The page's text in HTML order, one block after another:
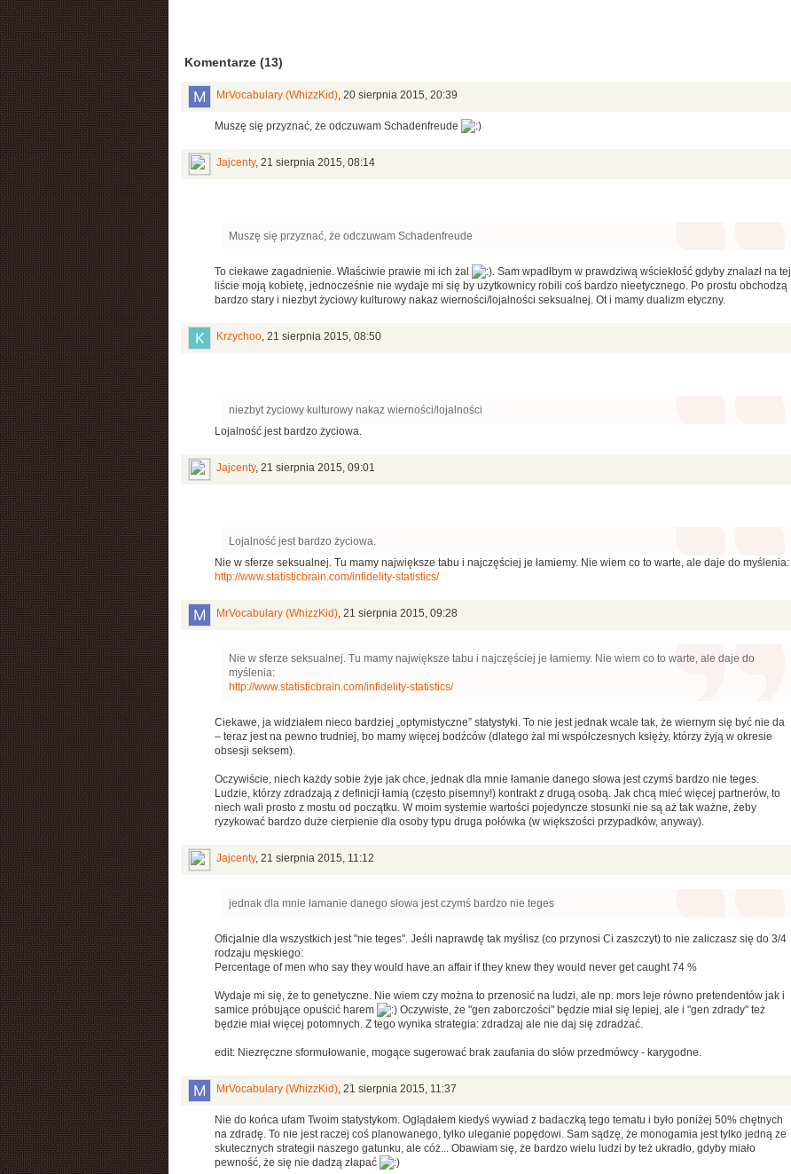
Komentarze (13)
MrVocabulary (WhizzKid), 20 sierpnia 2015, 20:39
Muszę się przyznać, że odczuwam Schadenfreude
Jajcenty, 21 sierpnia 2015, 08:14
Muszę się przyznać, że odczuwam Schadenfreude
To ciekawe zagadnienie. Właściwie prawie mi ich żal
. Sam wpadłbym w prawdziwą wściekłość gdyby znalazł na tej
liście moją kobietę, jednocześnie nie wydaje mi się by użytkownicy robili coś bardzo nieetycznego. Po prostu obchodzą
bardzo stary i niezbyt życiowy kulturowy nakaz wierności/lojalności seksualnej. Ot i mamy dualizm etyczny.
Krzychoo, 21 sierpnia 2015, 08:50
niezbyt życiowy kulturowy nakaz wierności/lojalności
Lojalność jest bardzo życiowa.
Jajcenty, 21 sierpnia 2015, 09:01
Lojalność jest bardzo życiowa.
Nie w sferze seksualnej. Tu mamy największe tabu i najczęściej je łamiemy. Nie wiem co to warte, ale daje do myślenia:
http://www.statisticbrain.com/infidelity-statistics/
MrVocabulary (WhizzKid), 21 sierpnia 2015, 09:28
Nie w sferze seksualnej. Tu mamy największe tabu i najczęściej je łamiemy. Nie wiem co to warte, ale daje do
myślenia:
http://www.statisticbrain.com/infidelity-statistics/
Ciekawe, ja widziałem nieco bardziej „optymistyczne” statystyki. To nie jest jednak wcale tak, że wiernym się być nie da
– teraz jest na pewno trudniej, bo mamy więcej bodźców (dlatego żal mi współczesnych księży, którzy żyją w okresie
obsesji seksem).
Oczywiście, niech każdy sobie żyje jak chce, jednak dla mnie łamanie danego słowa jest czymś bardzo nie teges.
Ludzie, którzy zdradzają z definicji łamią (często pisemny!) kontrakt z drugą osobą. Jak chcą mieć więcej partnerów, to
niech wali prosto z mostu od początku. W moim systemie wartości pojedyncze stosunki nie są aż tak ważne, żeby
ryzykować bardzo duże cierpienie dla osoby typu druga połówka (w większości przypadków, anyway).
Jajcenty, 21 sierpnia 2015, 11:12
jednak dla mnie łamanie danego słowa jest czymś bardzo nie teges
Oficjalnie dla wszystkich jest "nie teges". Jeśli naprawdę tak myślisz (co przynosi Ci zaszczyt) to nie zaliczasz się do 3/4
rodzaju męskiego:
Percentage of men who say they would have an affair if they knew they would never get caught 74 %
Wydaje mi się, że to genetyczne. Nie wiem czy można to przenosić na ludzi, ale np. mors leje równo pretendentów jak i
samice próbujące opuścić harem
Oczywiste, że "gen zaborczości" będzie miał się lepiej, ale i "gen zdrady" też
będzie miał więcej potomnych. Z tego wynika strategia: zdradzaj ale nie daj się zdradzać.
edit: Niezręczne sformułowanie, mogące sugerować brak zaufania do słów przedmówcy - karygodne.
MrVocabulary (WhizzKid), 21 sierpnia 2015, 11:37
Nie do końca ufam Twoim statystykom. Oglądałem kiedyś wywiad z badaczką tego tematu i było poniżej 50% chętnych
na zdradę. To nie jest raczej coś planowanego, tylko uleganie popędowi. Sam sądzę, że monogamia jest tylko jedną ze
skutecznych strategii naszego gatunku, ale cóż... Obawiam się, że bardzo wielu ludzi by też ukradło, gdyby miało
pewność, że się nie dadzą złapać